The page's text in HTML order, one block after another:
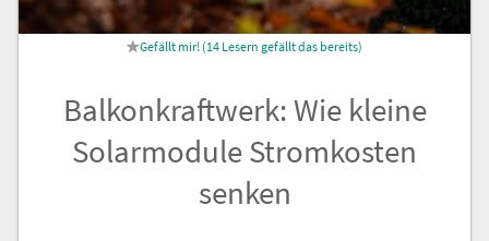
Nachricht an die
Redaktion
14 Lesern gefällt das
Balkonkraftwerk: Wie kleine
Solarmodule Stromkosten
senken